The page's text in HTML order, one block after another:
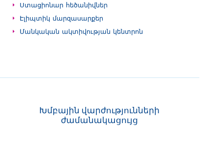
Ստացիոնար հեծանիվներ
Էլիպտիկ մարզասարքեր
Մանկական ակտիվության կենտրոն
Խմբային վարժությունների
ժամանակացույց